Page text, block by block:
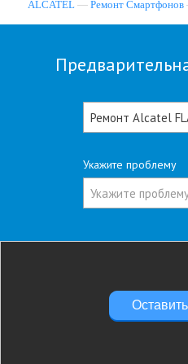
ALCATEL— Ремонт Смартфонов
Ремонт Alcatel
Укажите проблему
Укажите